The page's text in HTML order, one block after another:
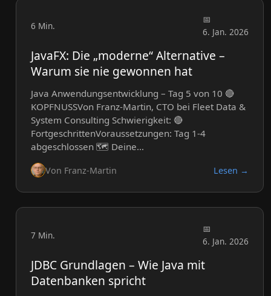
6. Jan. 2026
6 Min.
JavaFX: Die „moderne“ Alternative –
Warum sie nie gewonnen hat
Java Anwendungsentwicklung – Tag 5 von 10 🔴
KOPFNUSSVon Franz-Martin, CTO bei Fleet Data &
System Consulting Schwierigkeit: 🔴
FortgeschrittenVoraussetzungen: Tag 1-4
abgeschlossen 🗺️ Deine…
Von Franz-Martin Lesen →
6. Jan. 2026
7 Min.
JDBC Grundlagen – Wie Java mit
Datenbanken spricht